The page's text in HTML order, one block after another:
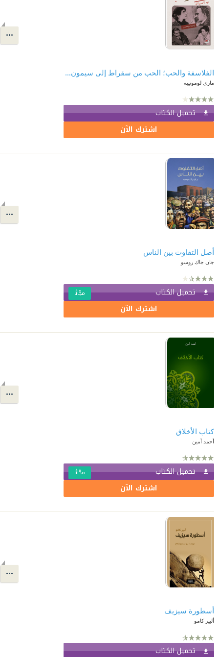
الفلاسفة والحب؛ الحب من سقراط إلى سيمون دي بوفوار
ماري لومونييه
تحميل الكتاب
اشترك الآن
أصل التفاوت بين الناس
جان جاك روسو
تحميل الكتاب مجّانًا
اشترك الآن
كتاب الأخلاق
أحمد أمين
تحميل الكتاب مجّانًا
اشترك الآن
أسطورة سيزيف
ألبير كامو
تحميل الكتاب